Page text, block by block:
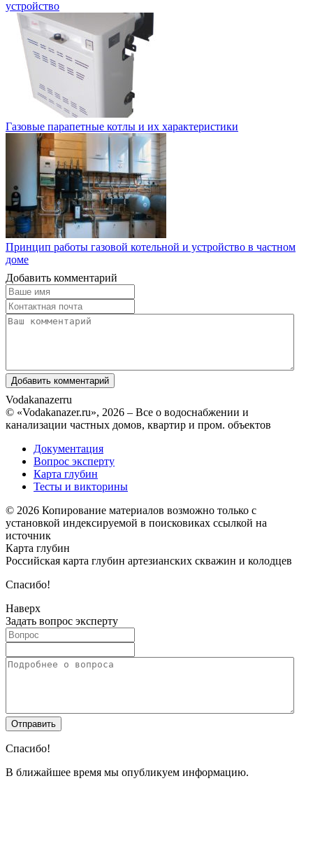
устройство
Газовые парапетные котлы и их характеристики
Принцип работы газовой котельной и устройство в частном
доме
Добавить комментарий
Vodakanazerru
© «Vodakanazer.ru», 2026 – Все о водоснабжении и
канализации частных домов, квартир и пром. объектов
Документация
Вопрос эксперту
Карта глубин
Тесты и викторины
© 2026 Копирование материалов возможно только с
установкой индексируемой в поисковиках ссылкой на
источник
Карта глубин
Российская карта глубин артезианских скважин и колодцев
Спасибо!
Наверх
Задать вопрос эксперту
Спасибо!
В ближайшее время мы опубликуем информацию.